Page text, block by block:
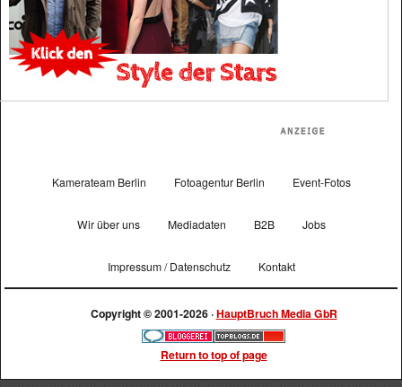
Kamerateam Berlin Fotoagentur Berlin Event-Fotos
Wir über uns Mediadaten B2B Jobs
Impressum / Datenschutz Kontakt
Copyright © 2001-2026 ·HauptBruch Media GbR
Return to top of page